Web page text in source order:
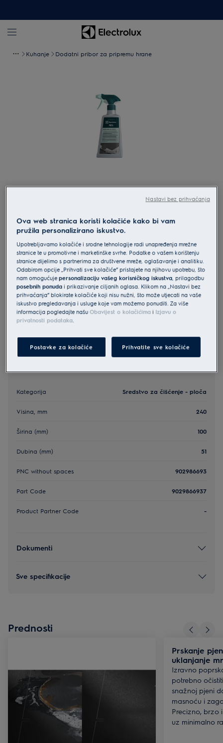
Kuhanje Dodatni pribor za pripremu hrane
M2HCMC01
Matt Care Hob Cleaner
5 (1)
H314
Kategorija Sredstvo za čišćenje - ploča
Visina, mm 240
Širina (mm) 100
Dubina (mm) 51
PNC without spaces 902986693
Part Code 9029866937
Product Partner Code -
Dokumenti
Sve specifikacije
Prednosti
Prskanje
uklanjanje
Izravno
potrebno
snažnoj pjeni
masnoću i
Precizno, brzo
uz minimalno
Ova web stranica koristi kolačiće kako bi vam
pružila personalizirano iskustvo.
Upotrebljavamo kolačiće i srodne tehnologije radi unapređenja mrežne
stranice te u promotivne i marketinške svrhe. Podatke o vašem korištenju
stranice dijelimo s partnerima za društvene mreže, oglašavanje i analitiku.
Odabirom opcije „Prihvati sve kolačiće” pristajete na njihovu upotrebu, što
nam omogućujepersonalizaciju vašeg korisničkog iskustva, prilagodbu
posebnih ponuda i prikazivanje ciljanih oglasa. Klikom na „Nastavi bez
prihvaćanja” blokirate kolačiće koji nisu nužni, što može utjecati na vaše
iskustvo pregledavanja i usluge koje vam možemo ponuditi. Za više
informacija pogledajte našuObavijest o kolačićima i Izjavu o
privatnosti podataka.
Postavke za kolačiće Prihvatite sve kolačiće
Nastavi bez prihvaćanja